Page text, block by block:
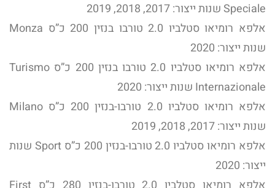
Speciale שנות ייצור: 2017, 2018, 2019
אלפא רומיאו סטלביו 2.0 טורבו בנזין 200 כ”ס Monza
שנות ייצור: 2020
אלפא רומיאו סטלביו 2.0 טורבו בנזין 200 כ”ס Turismo
Internazionale שנות ייצור: 2020
אלפא רומיאו סטלביו 2.0 טורבו-בנזין 200 כ”ס Milano
שנות ייצור: 2017, 2018, 2019
אלפא רומיאו סטלביו 2.0 טורבו-בנזין 200 כ”ס Sport שנות
ייצור: 2020